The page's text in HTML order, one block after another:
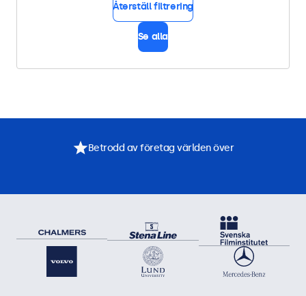
Återställ filtrering
Se alla
Betrodd av företag världen över